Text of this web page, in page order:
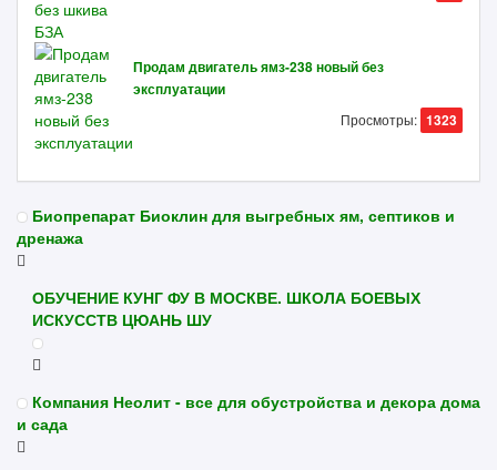
Продам двигатель ямз-238 новый без
эксплуатации
Просмотры: 1323
Биопрепарат Биоклин для выгребных ям, септиков и
дренажа
ОБУЧЕНИЕ КУНГ ФУ В МОСКВЕ. ШКОЛА БОЕВЫХ
ИСКУССТВ ЦЮАНЬ ШУ
Компания Неолит - все для обустройства и декора дома
и сада